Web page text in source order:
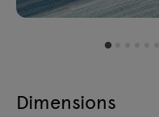
Dimensions